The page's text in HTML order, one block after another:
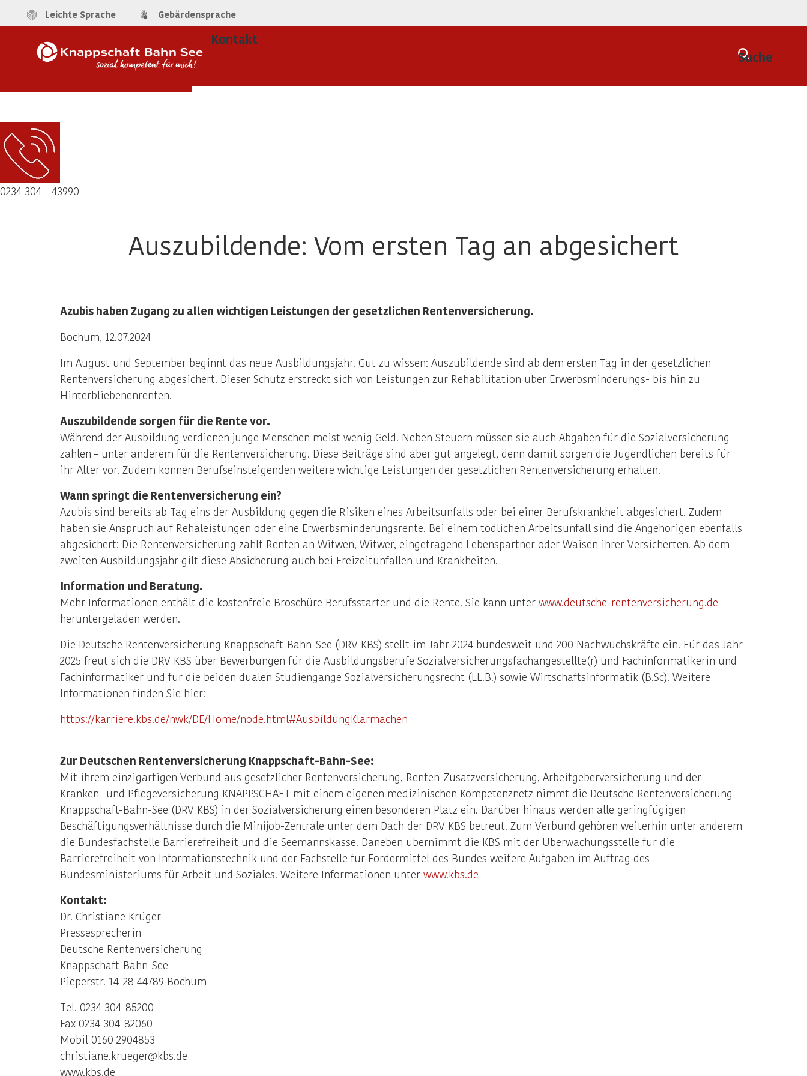
Leichte Sprache Gebärdensprache
Suche
Kontakt
0234 304 - 43990
Auszubildende: Vom ersten Tag an abgesichert
Azubis haben Zugang zu allen wichtigen Leistungen der gesetzlichen Rentenversicherung.
Bochum, 12.07.2024
Im August und September beginnt das neue Ausbildungsjahr. Gut zu wissen: Auszubildende sind ab dem ersten Tag in der gesetzlichen
Rentenversicherung abgesichert. Dieser Schutz erstreckt sich von Leistungen zur Rehabilitation über Erwerbsminderungs- bis hin zu
Hinterbliebenenrenten.
Auszubildende sorgen für die Rente vor.
Während der Ausbildung verdienen junge Menschen meist wenig Geld. Neben Steuern müssen sie auch Abgaben für die Sozialversicherung
zahlen – unter anderem für die Rentenversicherung. Diese Beiträge sind aber gut angelegt, denn damit sorgen die Jugendlichen bereits für
ihr Alter vor. Zudem können Berufseinsteigenden weitere wichtige Leistungen der gesetzlichen Rentenversicherung erhalten.
Wann springt die Rentenversicherung ein?
Azubis sind bereits ab Tag eins der Ausbildung gegen die Risiken eines Arbeitsunfalls oder bei einer Berufskrankheit abgesichert. Zudem
haben sie Anspruch auf Rehaleistungen oder eine Erwerbsminderungsrente. Bei einem tödlichen Arbeitsunfall sind die Angehörigen ebenfalls
abgesichert: Die Rentenversicherung zahlt Renten an Witwen, Witwer, eingetragene Lebenspartner oder Waisen ihrer Versicherten. Ab dem
zweiten Ausbildungsjahr gilt diese Absicherung auch bei Freizeitunfällen und Krankheiten.
Information und Beratung.
Mehr Informationen enthält die kostenfreie Broschüre Berufsstarter und die Rente. Sie kann unter www.deutsche-rentenversicherung.de
heruntergeladen werden.
Die Deutsche Rentenversicherung Knappschaft-Bahn-See (DRV KBS) stellt im Jahr 2024 bundesweit und 200 Nachwuchskräfte ein. Für das Jahr
2025 freut sich die DRV KBS über Bewerbungen für die Ausbildungsberufe Sozialversicherungsfachangestellte(r) und Fachinformatikerin und
Fachinformatiker und für die beiden dualen Studiengänge Sozialversicherungsrecht (LL.B.) sowie Wirtschaftsinformatik (B.Sc). Weitere
Informationen finden Sie hier:
https://karriere.kbs.de/nwk/DE/Home/node.html#AusbildungKlarmachen
Zur Deutschen Rentenversicherung Knappschaft-Bahn-See:
Mit ihrem einzigartigen Verbund aus gesetzlicher Rentenversicherung, Renten-Zusatzversicherung, Arbeitgeberversicherung und der
Kranken- und Pflegeversicherung KNAPPSCHAFT mit einem eigenen medizinischen Kompetenznetz nimmt die Deutsche Rentenversicherung
Knappschaft-Bahn-See (DRV KBS) in der Sozialversicherung einen besonderen Platz ein. Darüber hinaus werden alle geringfügigen
Beschäftigungsverhältnisse durch die Minijob-Zentrale unter dem Dach der DRV KBS betreut. Zum Verbund gehören weiterhin unter anderem
die Bundesfachstelle Barrierefreiheit und die Seemannskasse. Daneben übernimmt die KBS mit der Überwachungsstelle für die
Barrierefreiheit von Informationstechnik und der Fachstelle für Fördermittel des Bundes weitere Aufgaben im Auftrag des
Bundesministeriums für Arbeit und Soziales. Weitere Informationen unter www.kbs.de
Kontakt:
Dr. Christiane Krüger
Pressesprecherin
Deutsche Rentenversicherung
Knappschaft-Bahn-See
Pieperstr. 14-28 44789 Bochum
Tel. 0234 304-85200
Fax 0234 304-82060
Mobil 0160 2904853
christiane.krueger@kbs.de
www.kbs.de